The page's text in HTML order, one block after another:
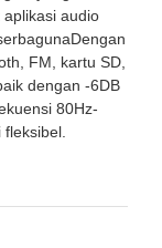
audio
FM, kartu SD,
dengan -6DB
80Hz-